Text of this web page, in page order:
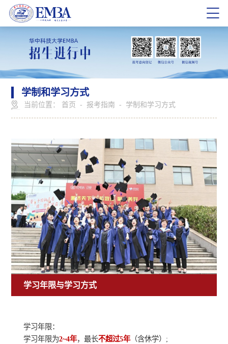
学制和学习方式
当前位置： 首页 -报考指南 - 学制和学习方式
学习年限与学习方式
学习年限：
学习年限为2~4年，最长不超过5年（含休学）;